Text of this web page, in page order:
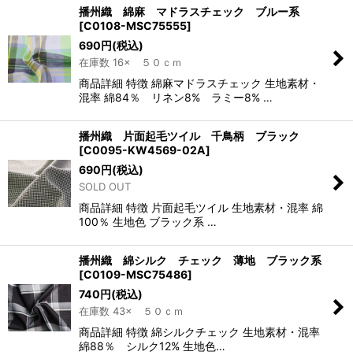
播州織 綿麻 マドラスチェック ブルー系
[C0108-MSC75555]
690円(税込)
在庫数 16× ５０ｃｍ
商品詳細 特徴 綿麻マドラスチェック 生地素材・
混率 綿84％ リネン8% ラミー8% …
播州織 片面起毛ツイル 千鳥柄 ブラック
[C0095-KW4569-02A]
690円(税込)
SOLD OUT
商品詳細 特徴 片面起毛ツイル 生地素材・混率 綿
100％ 生地色 ブラック系 …
播州織 綿シルク チェック 薄地 ブラック系
[C0109-MSC75486]
740円(税込)
在庫数 43× ５０ｃｍ
商品詳細 特徴 綿シルクチェック 生地素材・混率
綿88％ シルク12% 生地色…